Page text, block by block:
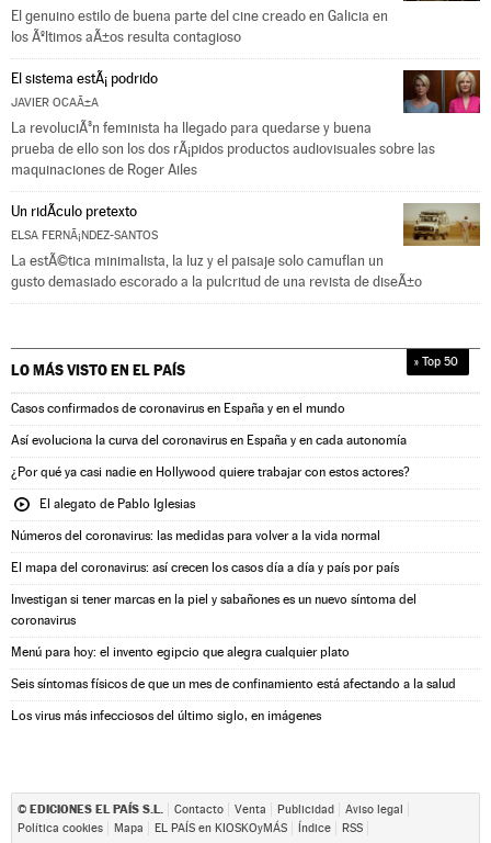
El genuino estilo de buena parte del cine creado en Galicia en
los Ãºltimos aÃ±os resulta contagioso
El sistema estÃ¡ podrido
JAVIER OCAÃ±A
La revoluciÃ³n feminista ha llegado para quedarse y buena
prueba de ello son los dos rÃ¡pidos productos audiovisuales sobre las
maquinaciones de Roger Ailes
Un ridÃ­culo pretexto
ELSA FERNÃ¡NDEZ-SANTOS
La estÃ©tica minimalista, la luz y el paisaje solo camuflan un
gusto demasiado escorado a la pulcritud de una revista de diseÃ±o
LO MÁS VISTO EN EL PAÍS » Top 50
Casos confirmados de coronavirus en España y en el mundo
Así evoluciona la curva del coronavirus en España y en cada autonomía
¿Por qué ya casi nadie en Hollywood quiere trabajar con estos actores?
El alegato de Pablo Iglesias
Números del coronavirus: las medidas para volver a la vida normal
El mapa del coronavirus: así crecen los casos día a día y país por país
Investigan si tener marcas en la piel y sabañones es un nuevo síntoma del
coronavirus
Menú para hoy: el invento egipcio que alegra cualquier plato
Seis síntomas físicos de que un mes de confinamiento está afectando a la salud
Los virus más infecciosos del último siglo, en imágenes
© EDICIONES EL PAÍS S.L. Contacto Venta Publicidad
Aviso legal
Política cookies
Mapa EL PAÍS en KIOSKOyMÁS Índice RSS